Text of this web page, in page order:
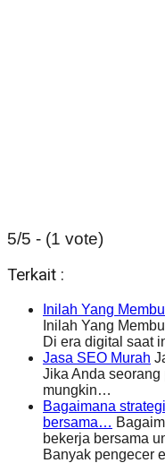
5/5 - (1 vote)
Terkait :
Inilah Yang
Inilah Yang
Di era digital saat
Jasa SEO Murah
Jika Anda
mungkin…
Bagaimana
bersama…
bekerja bersama
Banyak pengecer